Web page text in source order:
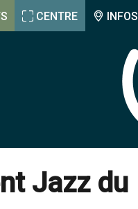
CENTRE INFOS
Jazz du